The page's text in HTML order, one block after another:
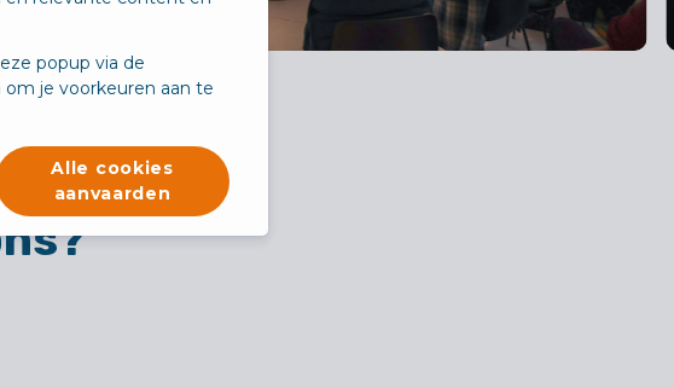
popup via de
je voorkeuren aan te
Alle cookies
aanvaarden